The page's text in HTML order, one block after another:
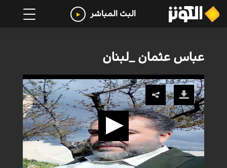
البث المباشر
عباس عثمان _لبنان